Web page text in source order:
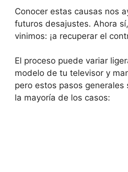
Conocer estas causas nos
futuros desajustes. Ahora
vinimos: ¡a recuperar el
El proceso puede variar
modelo de tu televisor y
pero estos pasos generales
la mayoría de los casos: